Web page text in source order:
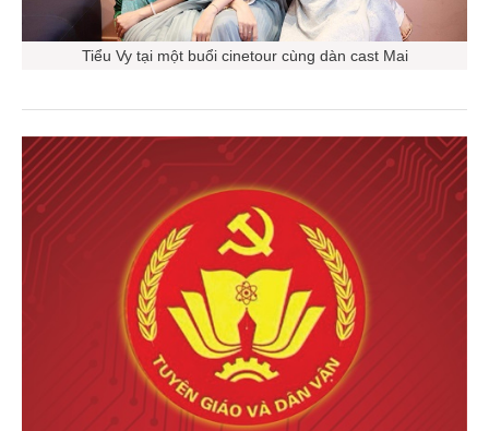
Tiểu Vy tại một buổi cinetour cùng dàn cast Mai